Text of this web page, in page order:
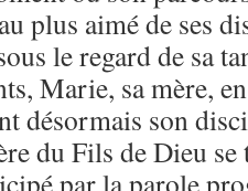
plus aimé de ses
le regard de sa
Marie, sa mère,
désormais son
du Fils de Dieu se
par la parole